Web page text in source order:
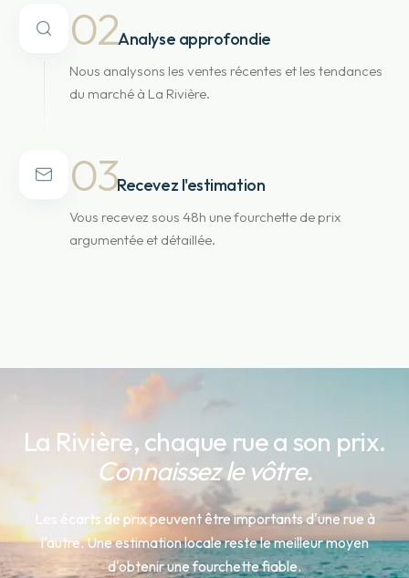
02Analyse approfondie
Nous analysons les ventes récentes et les tendances
du marché à La Rivière.
03Recevez l'estimation
Vous recevez sous 48h une fourchette de prix
argumentée et détaillée.
La Rivière, chaque rue a son prix.
Connaissez le vôtre.
Les écarts de prix peuvent être importants d'une rue à
l'autre. Une estimation locale reste le meilleur moyen
d'obtenir une fourchette fiable.